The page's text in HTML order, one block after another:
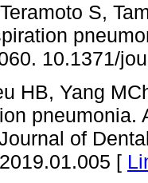
S,
10.1371/
HB, Yang
pneumonia.
of
[